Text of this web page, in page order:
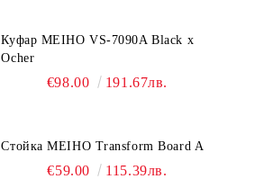
Куфар MEIHO VS-7090A Black x
Ocher
€98.00 191.67лв.
Стойка MEIHO Transform Board A
€59.00 115.39лв.